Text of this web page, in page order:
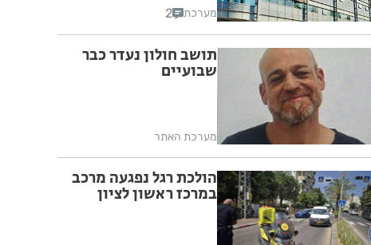
מערכת 2
תושב חולון נעדר כבר
שבועיים
מערכת האתר
הולכת רגל נפגעה מרכב
במרכז ראשון לציון